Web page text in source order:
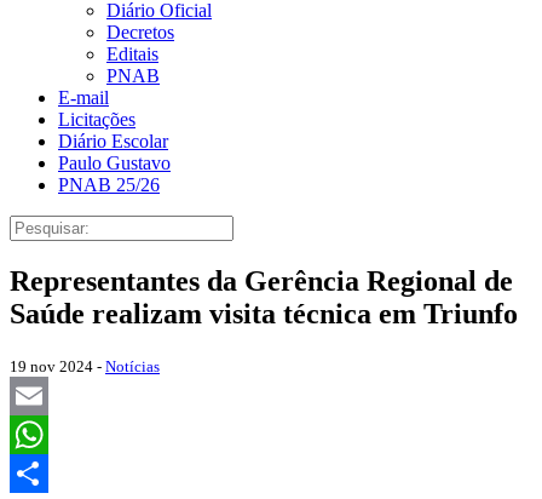
Diário Oficial
Decretos
Editais
PNAB
E-mail
Licitações
Diário Escolar
Paulo Gustavo
PNAB 25/26
Representantes da Gerência Regional de
Saúde realizam visita técnica em Triunfo
19 nov 2024 - Notícias
Email
WhatsApp